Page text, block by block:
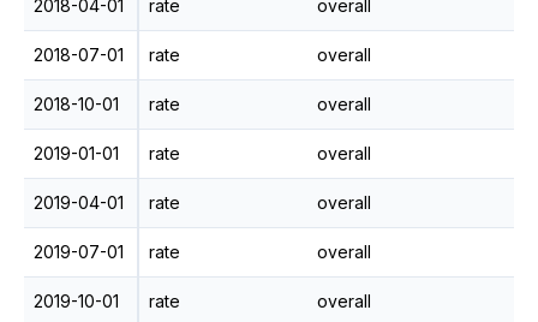
2018-04-01 rate overall
2018-07-01 rate overall
2018-10-01 rate overall
2019-01-01 rate overall
2019-04-01 rate overall
2019-07-01 rate overall
2019-10-01 rate overall